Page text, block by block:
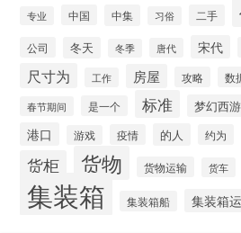
专业 中国 中集 习俗 二手
公司 冬天 冬季 唐代 宋代
尺寸为 工作 房屋 攻略 数
春节期间 是一个 标准 梦幻西游
港口 游戏 疫情 的人 约为
货柜 货物 货物运输 货车
集装箱 集装箱船 集装箱